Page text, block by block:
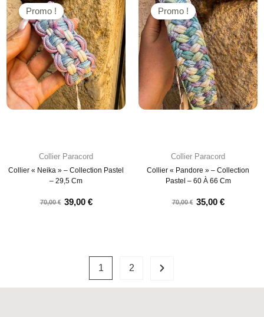
Collier Paracord
Collier « Neika » – Collection Pastel
– 29,5 Cm
70,00€ 39,00 €
Promo !
Collier Paracord
Collier « Pandore » – Collection
Pastel – 60 À 66 Cm
70,00€ 35,00 €
Promo !
1 2